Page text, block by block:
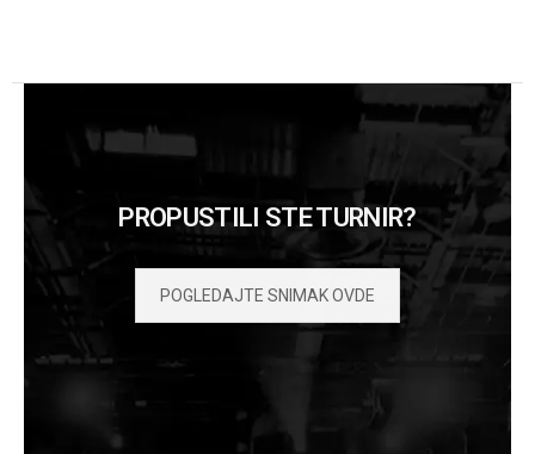
PROPUSTILI STE TURNIR?
POGLEDAJTE SNIMAK OVDE